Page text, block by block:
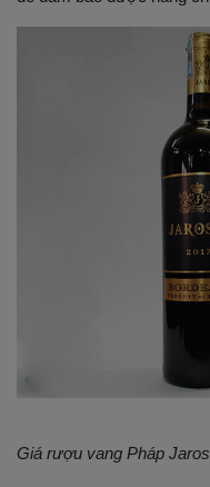
Giá rượu vang Pháp